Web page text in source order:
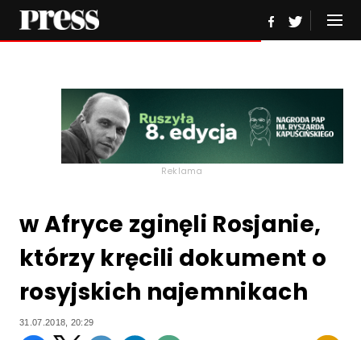
Reklama
w Afryce zginęli Rosjanie,
którzy kręcili dokument o
rosyjskich najemnikach
31.07.2018, 20:29